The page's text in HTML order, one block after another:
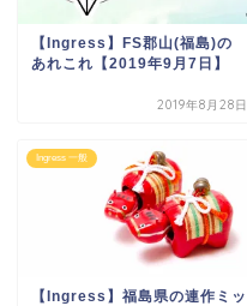
【Ingress】FS郡山(福島)の
あれこれ【2019年9月7日】
2019年8月28日
Ingress 一般
【Ingress】福島県の連作ミッ